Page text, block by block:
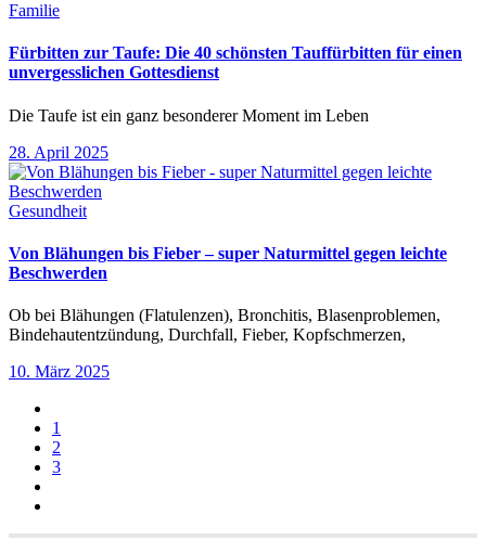
Familie
Fürbitten zur Taufe: Die 40 schönsten Tauffürbitten für einen
unvergesslichen Gottesdienst
Die Taufe ist ein ganz besonderer Moment im Leben
28. April 2025
Gesundheit
Von Blähungen bis Fieber – super Naturmittel gegen leichte
Beschwerden
Ob bei Blähungen (Flatulenzen), Bronchitis, Blasenproblemen,
Bindehautentzündung, Durchfall, Fieber, Kopfschmerzen,
10. März 2025
1
2
3